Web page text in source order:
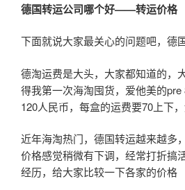
德国转运公司哪个好——转运价格
下面就说大家最关心的问题吧，德
德淘运费是大头，大家都知道的，
得我第一次海淘囤货，爱他美的
120人民币，每盒的运费要70上下
近年海淘热门，德国转运越来越多
价格感觉稍微有下调，经常打折搞
经历，给大家比较一下各家的价格